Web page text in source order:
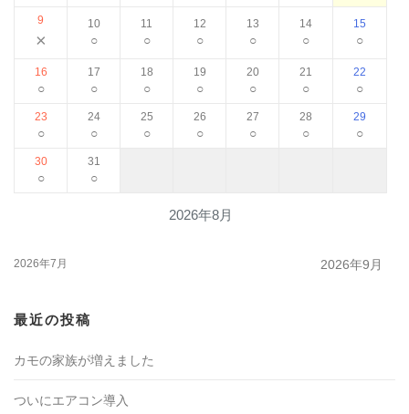
2026年8月
9
×
10
○
11
○
12
○
13
○
14
○
15
○
16
○
17
○
18
○
19
○
20
○
21
○
22
○
23
○
24
○
25
○
26
○
27
○
28
○
29
○
30
○
31
○
2026年7月 2026年9月
最近の投稿
カモの家族が増えました
ついにエアコン導入